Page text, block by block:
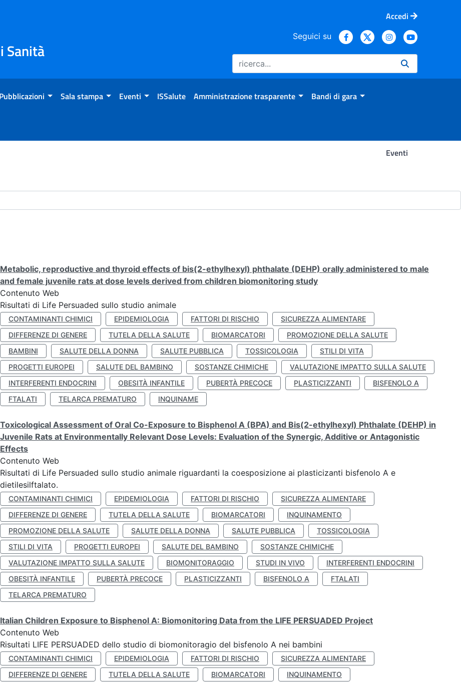
Accedi
Sanità
Seguici su
Pubblicazioni Sala stampa Eventi ISSalute Amministrazione trasparente Bandi di gara
Eventi
Metabolic, reproductive and thyroid effects of bis(2-ethylhexyl) phthalate (DEHP) orally administered to male
and female juvenile rats at dose levels derived from children biomonitoring study
Contenuto Web
Risultati di Life Persuaded sullo studio animale
CONTAMINANTI CHIMICI EPIDEMIOLOGIA FATTORI DI RISCHIO
SICUREZZA ALIMENTARE
DIFFERENZE DI GENERE
TUTELA DELLA SALUTE BIOMARCATORI
PROMOZIONE DELLA SALUTE
BAMBINI
SALUTE DELLA DONNA SALUTE PUBBLICA TOSSICOLOGIA
STILI DI VITA
PROGETTI EUROPEI
SALUTE DEL BAMBINO SOSTANZE CHIMICHE
VALUTAZIONE IMPATTO SULLA SALUTE
INTERFERENTI ENDOCRINI
OBESITÀ INFANTILE PUBERTÀ PRECOCE PLASTICIZZANTI
BISFENOLO A
FTALATI
TELARCA PREMATURO INQUINAME
Toxicological Assessment of Oral Co-Exposure to Bisphenol A (BPA) and Bis(2-ethylhexyl) Phthalate (DEHP) in
Juvenile Rats at Environmentally Relevant Dose Levels: Evaluation of the Synergic, Additive or Antagonistic
Effects
Contenuto Web
Risultati di Life Persuaded sullo studio animale riguardanti la coesposizione ai plasticizanti bisfenolo A e
dietilesilftalato.
CONTAMINANTI CHIMICI EPIDEMIOLOGIA FATTORI DI RISCHIO
SICUREZZA ALIMENTARE
DIFFERENZE DI GENERE
TUTELA DELLA SALUTE BIOMARCATORI
INQUINAMENTO
PROMOZIONE DELLA SALUTE
SALUTE DELLA DONNA SALUTE PUBBLICA
TOSSICOLOGIA
STILI DI VITA
PROGETTI EUROPEI SALUTE DEL BAMBINO
SOSTANZE CHIMICHE
VALUTAZIONE IMPATTO SULLA SALUTE
BIOMONITORAGGIO STUDI IN VIVO
INTERFERENTI ENDOCRINI
OBESITÀ INFANTILE
PUBERTÀ PRECOCE PLASTICIZZANTI BISFENOLO A
FTALATI
TELARCA PREMATURO
Italian Children Exposure to Bisphenol A: Biomonitoring Data from the LIFE PERSUADED Project
Contenuto Web
Risultati LIFE PERSUADED dello studio di biomonitoragio del bisfenolo A nei bambini
CONTAMINANTI CHIMICI EPIDEMIOLOGIA FATTORI DI RISCHIO
SICUREZZA ALIMENTARE
DIFFERENZE DI GENERE
TUTELA DELLA SALUTE BIOMARCATORI
INQUINAMENTO